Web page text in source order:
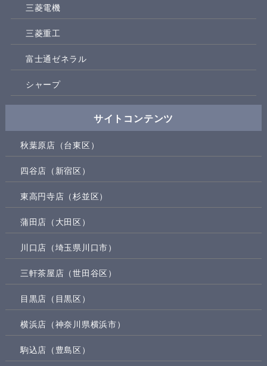
三菱電機
三菱重工
富士通ゼネラル
シャープ
サイトコンテンツ
秋葉原店（台東区）
四谷店（新宿区）
東高円寺店（杉並区）
蒲田店（大田区）
川口店（埼玉県川口市）
三軒茶屋店（世田谷区）
目黒店（目黒区）
横浜店（神奈川県横浜市）
駒込店（豊島区）